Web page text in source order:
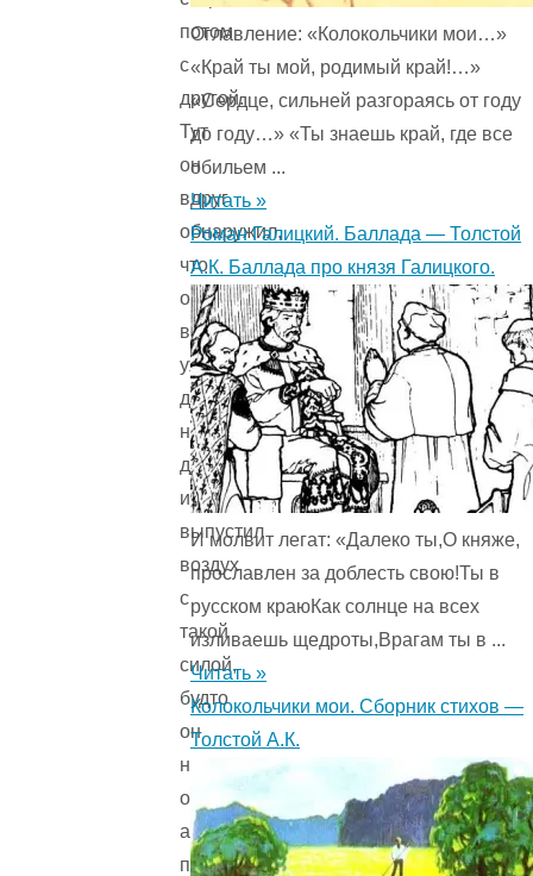
потом
с
другой.
Тут
он
вдруг
обнаружил,
что
от
волнения
уже
давно
не
дышит,
и
выпустил
воздух
с
такой
силой,
будто
он
не
ослик,
а
паровоз.
Оглавление: «Колокольчики мои…»
«Край ты мой, родимый край!…»
«Сердце, сильней разгораясь от году
до году…» «Ты знаешь край, где все
обильем ...
Читать »
Роман Галицкий. Баллада — Толстой
А.К. Баллада про князя Галицкого.
И молвит легат: «Далеко ты,О княже,
прославлен за доблесть свою!Ты в
русском краюКак солнце на всех
изливаешь щедроты,Врагам ты в ...
Читать »
Колокольчики мои. Сборник стихов —
Толстой А.К.